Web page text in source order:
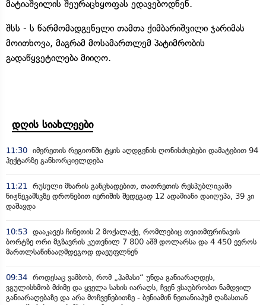
მატიაშვილის შეურაცხყოფას ედავებოდნენ.
შსს - ს წარმომადგენელი თამთა ქიმბარიშვილი ჯარიმას
მოითხოვა, მაგრამ მოსამართლემ პატიმრობის
გადაწყვეტილება მიიღო.
დღის სიახლეები
11:30 იმერეთის რეგიონში ტყის აღდგენის ღონისძიებები დამატებით 94
ჰექტარზე განხორციელდება
11:21
რუსული მხარის განცხადებით, თათრეთის რესპუბლიკაში
ნიჟნეკამსკზე დრონებით იერიშის შედეგად 12 ადამიანი დაიღუპა, 39 კი
დაშავდა
10:53 დააკავეს ჩინეთის 2 მოქალაქე, რომლებიც თვითმფრინავის
ბორტზე ორი მგზავრის კუთვნილ 7 800 აშშ დოლარსა და 4 450 ევროს
მართლსაწინააღმდეგოდ დაეუფლნენ
09:34 როდესაც ვამბობ, რომ „ჰამასი“ უნდა განიარაღდეს,
ვგულისხმობ მძიმე და ყველა სახის იარაღს, ჩვენ ვსაუბრობთ ნამდვილ
განიარაღებაზე და არა მოჩვენებითზე - ბენიამინ ნეთანიაჰუმ ღაზასთან